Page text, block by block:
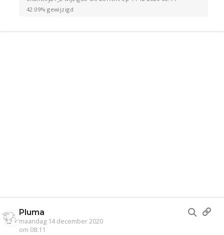
42.09% gewijzigd
Pluma
maandag 14 december 2020
om 08:11